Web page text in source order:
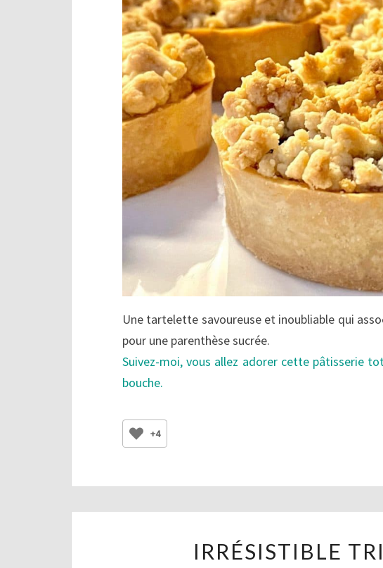
Une tartelette savoureuse et inoubliable qui
pour une parenthèse sucrée.
Suivez-moi, vous allez adorer cette pâtisserie
bouche.
+4
IRRÉSISTIBLE